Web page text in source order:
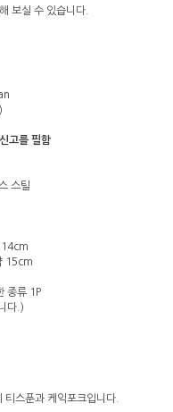
보실 수 있습니다.
고를 필함
스틸
15cm
종류 1P
다.)
스푼과 케익포크입니다.